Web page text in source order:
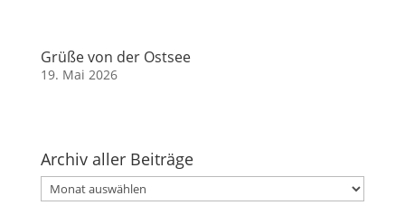
Grüße von der Ostsee
19. Mai 2026
Archiv aller Beiträge
Archiv
aller